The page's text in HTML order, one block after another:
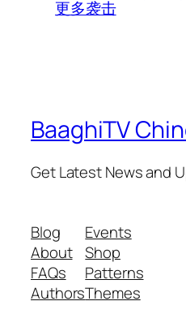
更多袭击
BaaghiTV
Get Latest News and
Blog
About
FAQs
Authors
Events
Shop
Patterns
Themes